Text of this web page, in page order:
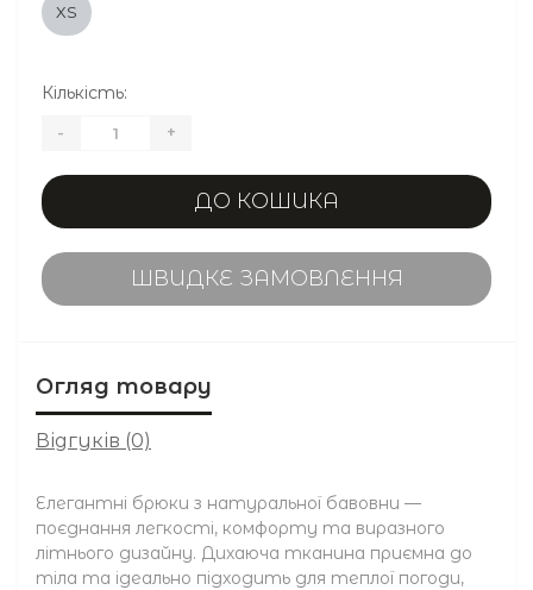
XS
Кількість:
- +
ДО КОШИКА
ШВИДКЕ ЗАМОВЛЕННЯ
Огляд товару
Відгуків (0)
Елегантні брюки з натуральної бавовни —
поєднання легкості, комфорту та виразного
літнього дизайну. Дихаюча тканина приємна до
тіла та ідеально підходить для теплої погоди,